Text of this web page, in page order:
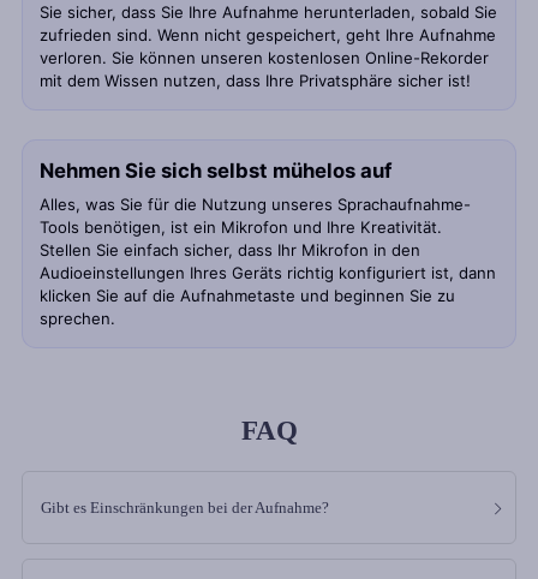
Sie sicher, dass Sie Ihre Aufnahme herunterladen, sobald Sie
zufrieden sind. Wenn nicht gespeichert, geht Ihre Aufnahme
verloren. Sie können unseren kostenlosen Online-Rekorder
mit dem Wissen nutzen, dass Ihre Privatsphäre sicher ist!
Nehmen Sie sich selbst mühelos auf
Alles, was Sie für die Nutzung unseres Sprachaufnahme-
Tools benötigen, ist ein Mikrofon und Ihre Kreativität.
Stellen Sie einfach sicher, dass Ihr Mikrofon in den
Audioeinstellungen Ihres Geräts richtig konfiguriert ist, dann
klicken Sie auf die Aufnahmetaste und beginnen Sie zu
sprechen.
FAQ
Gibt es Einschränkungen bei der Aufnahme?